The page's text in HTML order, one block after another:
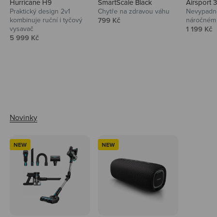
Hurricane H9
Praktický design 2v1
kombinuje ruční i tyčový
vysavač
Prodejní cena
5 999 Kč
SmartScale Black
Chytře na zdravou váhu
Prodejní cena
799 Kč
Airsport
Prodejní
1 199 Kč
NEW NEW